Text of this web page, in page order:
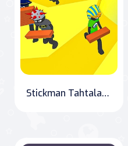
Stickman Tahtalar Düşüş